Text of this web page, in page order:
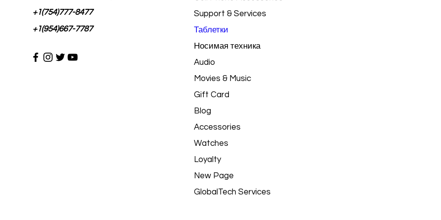
+1(754)777-8477
+1(954)667-7787
Support & Services
Таблетки
Носимая техника
Audio
Movies & Music
Gift Card
Blog
Accessories
Watches
Loyalty
New Page
GlobalTech Services